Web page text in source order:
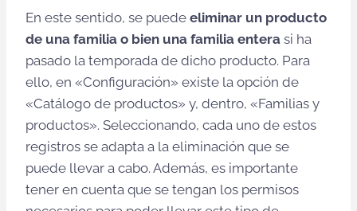
En este sentido, se puede eliminar un producto
de una familia o bien una familia entera si ha
pasado la temporada de dicho producto. Para
ello, en «Configuración» existe la opción de
«Catálogo de productos» y, dentro, «Familias y
productos». Seleccionando, cada uno de estos
registros se adapta a la eliminación que se
puede llevar a cabo. Además, es importante
tener en cuenta que se tengan los permisos